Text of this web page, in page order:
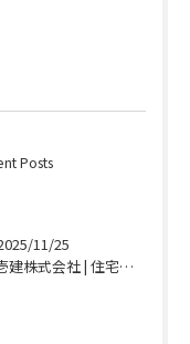
Posts
11/25
【壱建株式会社 | 住宅・店舗のリフォーム専門店】